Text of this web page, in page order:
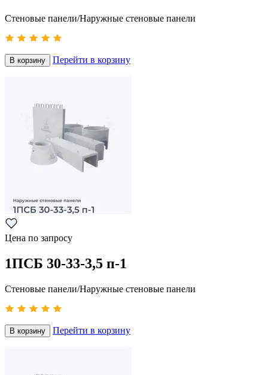
Стеновые панели/Наружные стеновые панели
В корзину Перейти в корзину
Цена по запросу
1ПСБ 30-33-3,5 п-1
Стеновые панели/Наружные стеновые панели
В корзину Перейти в корзину